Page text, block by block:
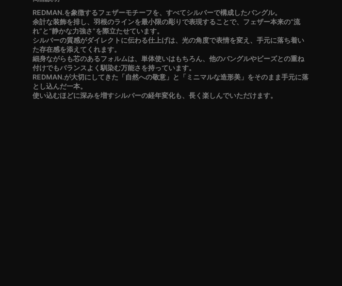
REDMAN.を象徴するフェザーモチーフを、すべてシルバーで構成したバングル。
余計な装飾を排し、羽根のラインを最小限の彫りで表現することで、フェザー本来の“流
れ”と“静かな力強さ”を際立たせています。
シルバーの質感がダイレクトに伝わる仕上げは、光の角度で表情を変え、手元に落ち着い
た存在感を添えてくれます。
細身ながらも芯のあるフォルムは、単体使いはもちろん、他のバングルやビーズとの重ね
付けでもバランスよく馴染む万能さを持っています。
REDMAN.が大切にしてきた「自然への敬意」と「ミニマルな造形美」をそのまま手元に落
とし込んだ一本。
使い込むほどに深みを増すシルバーの経年変化も、長く楽しんでいただけます。